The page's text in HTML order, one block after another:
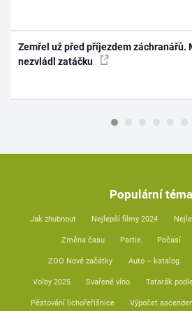
Zemřel už před příjezdem záchranářů.
nezvládl zatáčku
Populární
Jak zhubnout Nejlepší filmy 2024
Změna času Partie Počasí
ZOO Nové začátky Auto – katalog
Volby 2025 Svařené víno Tatarák
Pěstování lichořeřišnice Výpočet